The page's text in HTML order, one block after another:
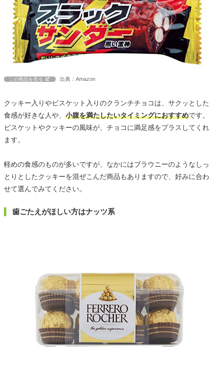
この商品を見る 出典：Amazon
クッキー入りやビスケット入りのクランチチョコは、サクッとした
食感が好きな人や、 小腹を満たしたいタイミングにおすすめです。
ビスケットやクッキーの風味が、チョコに満足感をプラスしてくれ
ます。
軽めの食感のものが多いですが、なかにはブラウニーのようなしっ
とりとしたクッキーを混ぜこんだ商品もありますので、好みに合わ
せて選んでみてください。
歯ごたえがほしい方はナッツ系